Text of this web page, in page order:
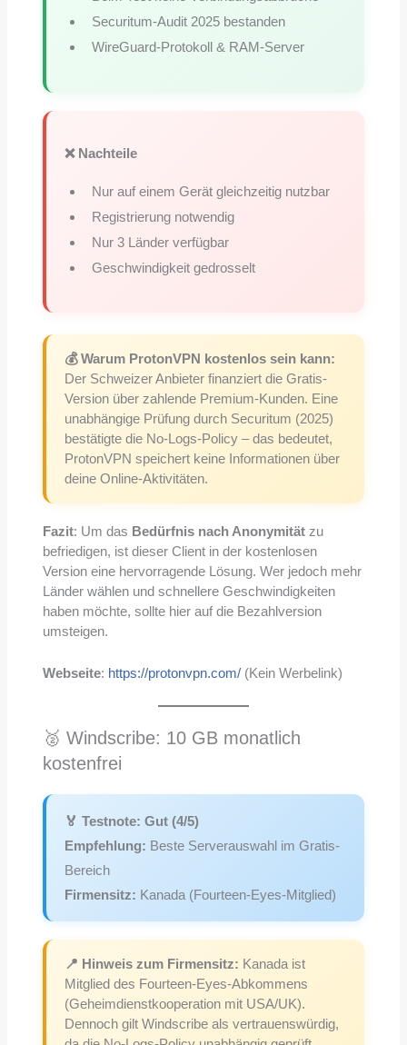
Securitum-Audit 2025 bestanden
WireGuard-Protokoll & RAM-Server
❌ Nachteile
Nur auf einem Gerät gleichzeitig nutzbar
Registrierung notwendig
Nur 3 Länder verfügbar
Geschwindigkeit gedrosselt
💰 Warum ProtonVPN kostenlos sein kann:
Der Schweizer Anbieter finanziert die Gratis-
Version über zahlende Premium-Kunden. Eine
unabhängige Prüfung durch Securitum (2025)
bestätigte die No-Logs-Policy – das bedeutet,
ProtonVPN speichert keine Informationen über
deine Online-Aktivitäten.
Fazit: Um das Bedürfnis nach Anonymitätzu
befriedigen, ist dieser Client in der kostenlosen
Version eine hervorragende Lösung. Wer jedoch mehr
Länder wählen und schnellere Geschwindigkeiten
haben möchte, sollte hier auf die Bezahlversion
umsteigen.
Webseite: https://protonvpn.com/(Kein Werbelink)
🥈 Windscribe: 10 GB monatlich
kostenfrei
🏅 Testnote: Gut (4/5)
Empfehlung: Beste Serverauswahl im Gratis-
Bereich
Firmensitz: Kanada (Fourteen-Eyes-Mitglied)
📍 Hinweis zum Firmensitz: Kanada ist
Mitglied des Fourteen-Eyes-Abkommens
(Geheimdienstkooperation mit USA/UK).
Dennoch gilt Windscribe als vertrauenswürdig,